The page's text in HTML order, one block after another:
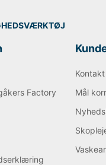
Factory
Mål